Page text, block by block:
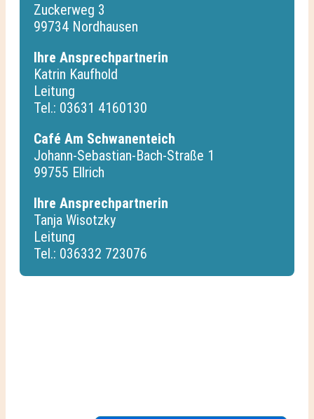
Zuckerweg 3
99734 Nordhausen
Ihre Ansprechpartnerin
Katrin Kaufhold
Leitung
Tel.: 03631 4160130
Café Am Schwanenteich
Johann-Sebastian-Bach-Straße 1
99755 Ellrich
Ihre Ansprechpartnerin
Tanja Wisotzky
Leitung
Tel.: 036332 723076